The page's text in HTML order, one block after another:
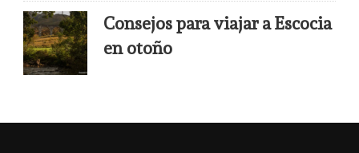
Consejos para viajar a Escocia
en otoño